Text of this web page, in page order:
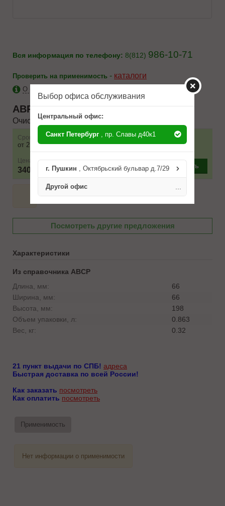
Вся информация по телефону: 8(812) 986-10-71
Проверить на применимость - каталоги
О бренде ABRO
ABRO
Очиститель кузова
Срок
от 2 до 3 дней
Наличие
1 шт.
Условие поставки
Цена
340 ₽ – + Купить
Посмотреть другие предложения
Характеристики
Из справочника ABCP
Длина, мм:
66
Ширина, мм:
66
Высота, мм:
198
Объем упаковки, л:
0.863
Вес, кг:
0.32
21 пункт выдачи по СПБ! адреса
Быстрая доставка по всей России!
Как заказать посмотреть
Как оплатить посмотреть
Применимость
Нет информации о применимости
Выбор офиса обслуживания
Центральный офис:
Санкт Петербург , пр. Славы д40к1
г. Пушкин , Октябрьский бульвар д.7/29
Другой офис